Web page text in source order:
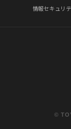
情報セキュリ
©